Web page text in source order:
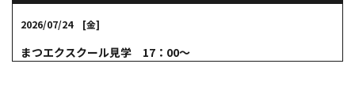
2026/07/24 [金]
まつエクスクール見学 17：00～